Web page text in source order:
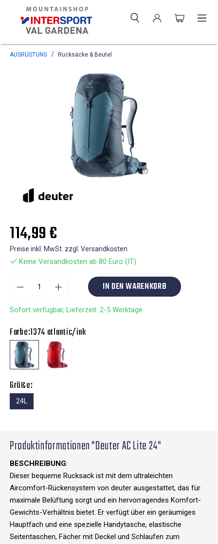
AUSRÜSTUNG Rucksäcke & Beutel
114,99 €
Preise inkl. MwSt. zzgl. Versandkosten
Keine Versandkosten ab 80 Euro (IT)
IN DEN WARENKORB
Sofort verfügbar, Lieferzeit: 2-5 Werktage
Farbe:1374 atlantic/ink
Größe:
24L
Produktinformationen "Deuter AC Lite 24"
BESCHREIBUNG:
Dieser bequeme Rucksack ist mit dem ultraleichten
Aircomfort-Rückensystem von deuter ausgestattet, das für
maximale Belüftung sorgt und ein hervorragendes Komfort-
Gewichts-Verhältnis bietet. Er verfügt über ein geräumiges
Hauptfach und eine spezielle Handytasche, elastische
Seitentaschen, Fächer mit Deckel und Schlaufen zum